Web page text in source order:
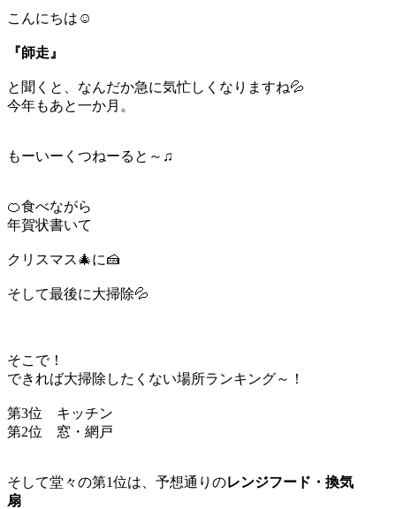
こんにちは☺
『師走』
と聞くと、なんだか急に気忙しくなりますね💦
今年もあと一か月。
もーいーくつねーると～♫
🍊食べながら
年賀状書いて
クリスマス🎄に🍰
そして最後に大掃除💦
そこで！
できれば大掃除したくない場所ランキング～！
第3位 キッチン
第2位 窓・網戸
そして堂々の第1位は、予想通りのレンジフード・換気
扇